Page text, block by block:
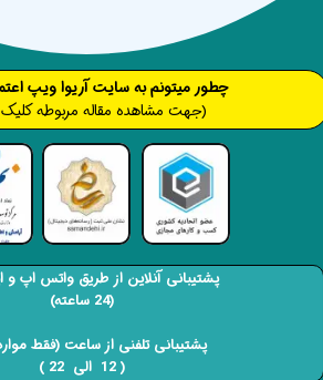
​​​چطور میتونم به سایت آریوا ویپ
(جهت مشاهده مقاله مربوطه کلیک
پشتیبانی آنلاین از طریق واتس اپ و
(24 ساعته)
پشتیبانی تلفنی از ساعت (فقط
( 12 الی 22 ) ​​​​​​​